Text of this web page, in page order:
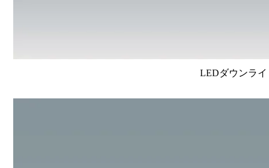
LEDダウンラ